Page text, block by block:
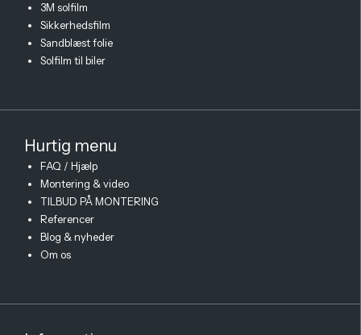
3M solfilm
Sikkerhedsfilm
Sandblæst folie
Solfilm til biler
Hurtig menu
FAQ / Hjælp
Montering & video
TILBUD PÅ MONTERING
Referencer
Blog & nyheder
Om os